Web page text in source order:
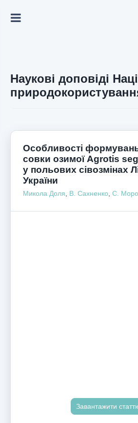
Наукові доповіді
Особливості формувань
совки озимої Agrotis
у польових сівозмінах
України
Микола Доля В. Сахненко С.
Завантажити